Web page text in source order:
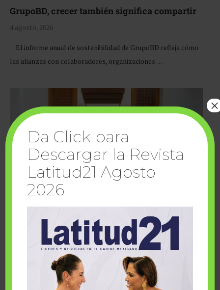
GrupoBD, crecer también significa compartir
4 agosto, 2026
El informe anual de sostenibilidad de GrupoBD refleja cómo
las alianzas con colaboradores, organizaciones …
Cuando la solidaridad inspira; cumplen
sueños Fairmont Mayakoba y Make-A-Wish
Da Click para
Descargar la Revista
Latitud21 Agosto
2026
×